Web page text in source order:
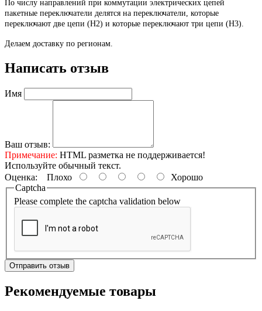
По числу направлений при коммутации электрических цепей
пакетные переключатели делятся на переключатели, которые
переключают две цепи (Н2) и которые переключают три цепи (Н3).
Делаем доставку по регионам.
Написать отзыв
Имя
Ваш отзыв:
Примечание: HTML разметка не поддерживается!
Используйте обычный текст.
Оценка: Плохо
Хорошо
Captcha
Please complete the captcha validation below
Отправить отзыв
Рекомендуемые товары